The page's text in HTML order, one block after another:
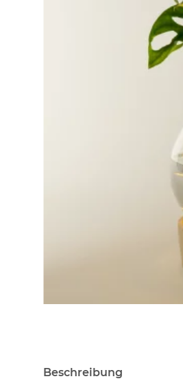
Beschreibung